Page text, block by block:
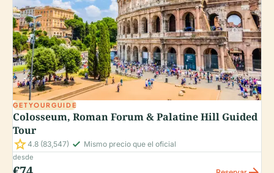
GETYOURGUIDE
Colosseum, Roman Forum & Palatine Hill Guided
Tour
star4.8 (83,547) check_small Mismo precio que el oficial
desde